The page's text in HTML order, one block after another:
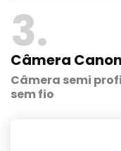
3
Câmera Canon
Câmera semi
sem fio